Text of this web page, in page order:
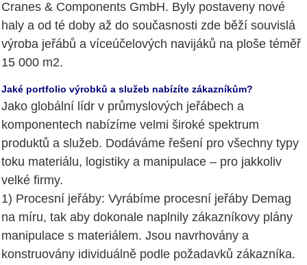
Cranes & Components GmbH. Byly postaveny nové
haly a od té doby až do současnosti zde běží souvislá
výroba jeřábů a víceúčelových navijáků na ploše téměř
15 000 m2.
Jaké portfolio výrobků a služeb nabízíte zákazníkům?
Jako globální lídr v průmyslových jeřábech a
komponentech nabízíme velmi široké spektrum
produktů a služeb. Dodáváme řešení pro všechny typy
toku materiálu, logistiky a manipulace – pro jakkoliv
velké firmy.
1) Procesní jeřáby: Vyrábíme procesní jeřáby Demag
na míru, tak aby dokonale naplnily zákazníkovy plány
manipulace s materiálem. Jsou navrhovány a
konstruovány idividuálně podle požadavků zákazníka.